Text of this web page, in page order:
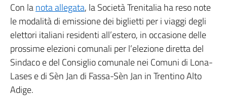
Con lanota allegata, la Società Trenitalia ha reso note
le modalità di emissione dei biglietti per i viaggi degli
elettori italiani residenti all’estero, in occasione delle
prossime elezioni comunali per l’elezione diretta del
Sindaco e del Consiglio comunale nei Comuni di Lona-
Lases e di Sèn Jan di Fassa-Sèn Jan in Trentino Alto
Adige.